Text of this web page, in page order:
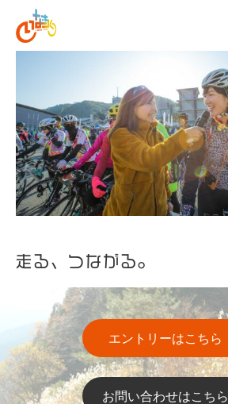
走る、つながる。
エントリーはこちら
お問い合わせはこちら